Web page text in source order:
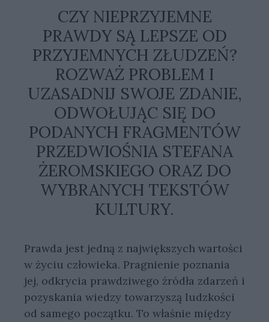
CZY NIEPRZYJEMNE
PRAWDY SĄ LEPSZE OD
PRZYJEMNYCH ZŁUDZEŃ?
ROZWAŻ PROBLEM I
UZASADNIJ SWOJE ZDANIE,
ODWOŁUJĄC SIĘ DO
PODANYCH FRAGMENTÓW
PRZEDWIOŚNIA STEFANA
ŻEROMSKIEGO ORAZ DO
WYBRANYCH TEKSTÓW
KULTURY.
Prawda jest jedną z największych wartości
w życiu człowieka. Pragnienie poznania
jej, odkrycia prawdziwego źródła zdarzeń i
pozyskania wiedzy towarzyszą ludzkości
od samego początku. To właśnie między